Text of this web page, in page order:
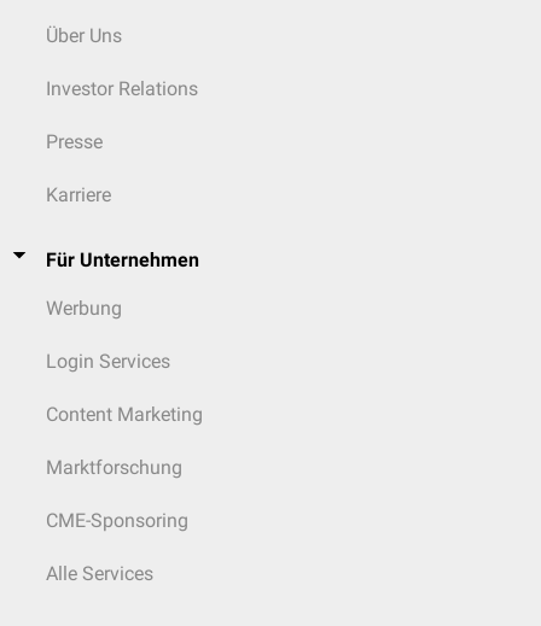
Über Uns
Investor Relations
Presse
Karriere
Für Unternehmen
Werbung
Login Services
Content Marketing
Marktforschung
CME-Sponsoring
Alle Services